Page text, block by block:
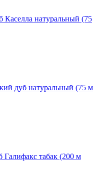
натуральный (75
дуб натуральный (75 м
табак (200 м